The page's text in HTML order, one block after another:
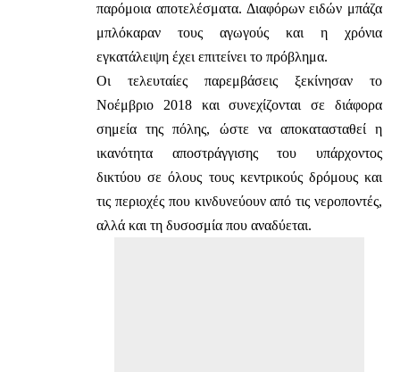
παρόμοια αποτελέσματα. Διαφόρων ειδών μπάζα
μπλόκαραν τους αγωγούς και η χρόνια
εγκατάλειψη έχει επιτείνει το πρόβλημα.
Οι τελευταίες παρεμβάσεις ξεκίνησαν το
Νοέμβριο 2018 και συνεχίζονται σε διάφορα
σημεία της πόλης, ώστε να αποκατασταθεί η
ικανότητα αποστράγγισης του υπάρχοντος
δικτύου σε όλους τους κεντρικούς δρόμους και
τις περιοχές που κινδυνεύουν από τις νεροποντές,
αλλά και τη δυσοσμία που αναδύεται.